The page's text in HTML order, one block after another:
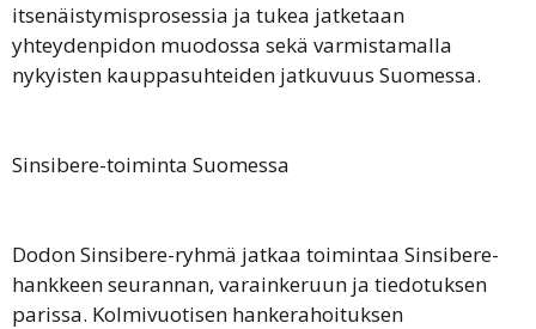
itsenäistymisprosessia ja tukea jatketaan
yhteydenpidon muodossa sekä varmistamalla
nykyisten kauppasuhteiden jatkuvuus Suomessa.
Sinsibere-toiminta Suomessa
Dodon Sinsibere-ryhmä jatkaa toimintaa Sinsibere-
hankkeen seurannan, varainkeruun ja tiedotuksen
parissa. Kolmivuotisen hankerahoituksen